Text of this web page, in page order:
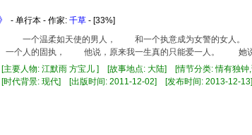
- 单行本 - 作家: 千草 - [33%]
一个温柔如天使的男人， 和一个执意成为女警的女
一个人的固执， 他说，原来我一生真的只能爱一人。 她说
[主要人物: 江默雨 方宝儿 ] [故事地点: 大陆] [情节分类: 情有独钟
[时代背景: 现代] [出版时间: 2011-12-02] [发布时间: 2013-12-